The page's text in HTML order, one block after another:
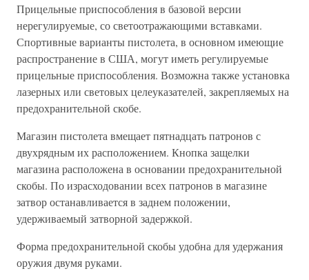
Прицельные приспособления в базовой версии
нерегулируемые, со светоотражающими вставками.
Спортивные варианты пистолета, в основном имеющие
распространение в США, могут иметь регулируемые
прицельные приспособления. Возможна также установка
лазерных или световых целеуказателей, закрепляемых на
предохранительной скобе.
Магазин пистолета вмещает пятнадцать патронов с
двухрядным их расположением. Кнопка защелки
магазина расположена в основании предохранительной
скобы. По израсходовании всех патронов в магазине
затвор останавливается в заднем положении,
удерживаемый затворной задержкой.
Форма предохранительной скобы удобна для удержания
оружия двумя руками.